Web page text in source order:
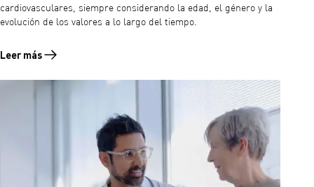
cardiovasculares, siempre considerando la edad, el género y la
evolución de los valores a lo largo del tiempo.
Leer más
Leer más sobre IMC, grasa corporal, masa muscular: cómo